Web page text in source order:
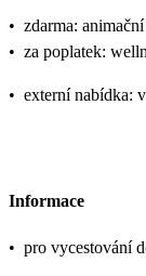
• zdarma:
• za poplatek:
• externí nabídka:
Informace
• pro vycestování